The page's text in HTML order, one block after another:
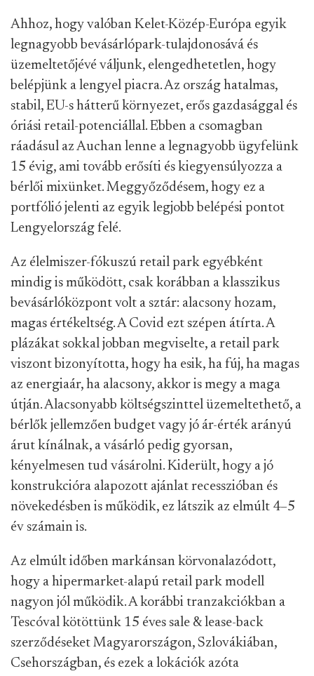
Ahhoz, hogy valóban Kelet-Közép-Európa egyik
legnagyobb bevásárlópark-tulajdonosává és
üzemeltetőjévé váljunk, elengedhetetlen, hogy
belépjünk a lengyel piacra. Az ország hatalmas,
stabil, EU-s hátterű környezet, erős gazdasággal és
óriási retail-potenciállal. Ebben a csomagban
ráadásul az Auchan lenne a legnagyobb ügyfelünk
15 évig, ami tovább erősíti és kiegyensúlyozza a
bérlői mixünket. Meggyőződésem, hogy ez a
portfólió jelenti az egyik legjobb belépési pontot
Lengyelország felé.
Az élelmiszer-fókuszú retail park egyébként
mindig is működött, csak korábban a klasszikus
bevásárlóközpont volt a sztár: alacsony hozam,
magas értékeltség. A Covid ezt szépen átírta. A
plázákat sokkal jobban megviselte, a retail park
viszont bizonyította, hogy ha esik, ha fúj, ha magas
az energiaár, ha alacsony, akkor is megy a maga
útján. Alacsonyabb költségszinttel üzemeltethető, a
bérlők jellemzően budget vagy jó ár-érték arányú
árut kínálnak, a vásárló pedig gyorsan,
kényelmesen tud vásárolni. Kiderült, hogy a jó
konstrukcióra alapozott ajánlat recesszióban és
növekedésben is működik, ez látszik az elmúlt 4–5
év számain is.
Az elmúlt időben markánsan körvonalazódott,
hogy a hipermarket-alapú retail park modell
nagyon jól működik. A korábbi tranzakciókban a
Tescóval kötöttünk 15 éves sale & lease-back
szerződéseket Magyarországon, Szlovákiában,
Csehországban, és ezek a lokációk azóta